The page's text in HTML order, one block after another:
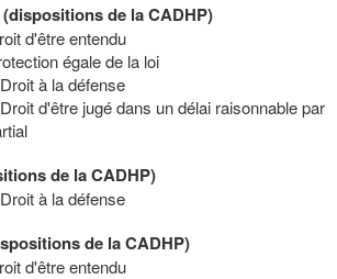
de la CADHP)
d'être entendu
égale de la loi
à la défense
d'être jugé dans un délai raisonnable par
de la CADHP)
à la défense
de la CADHP)
d'être entendu